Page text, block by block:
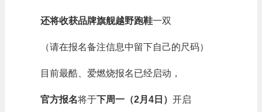
还将收获品牌旗舰越野跑鞋一双
（请在报名备注信息中留下自己的尺码）
目前最酷、爱燃烧报名已经启动，
官方报名将于下周一（2月4日） 开启